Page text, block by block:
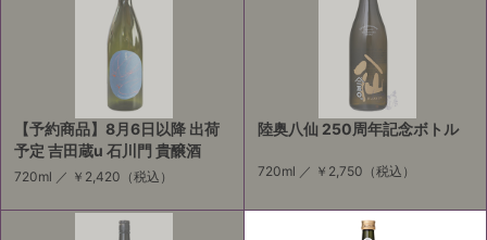
【予約商品】8月6日以降 出荷
予定 吉田蔵u 石川門 貴醸酒
720ml ／ ￥2,420 （税込）
陸奥八仙 250周年記念ボトル
720ml ／ ￥2,750 （税込）